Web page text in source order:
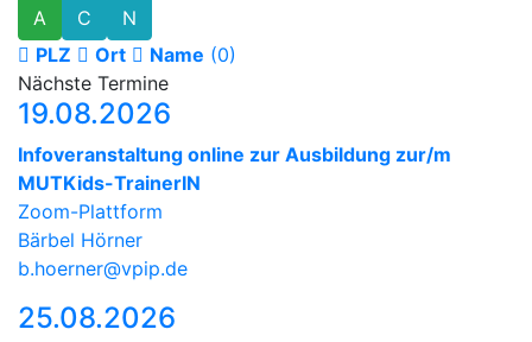
A
C
N
PLZ
Ort Name (0)
Nächste Termine
19.08.2026
Infoveranstaltung online zur Ausbildung zur/m
MUTKids-TrainerIN
Zoom-Plattform
Bärbel Hörner
b.hoerner@vpip.de
25.08.2026